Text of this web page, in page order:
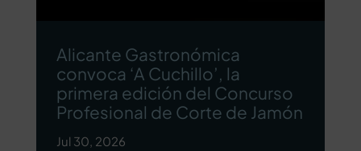
Alicante Gastronómica
convoca ‘A Cuchillo’, la
primera edición del Concurso
Profesional de Corte de Jamón
Jul 30, 2026